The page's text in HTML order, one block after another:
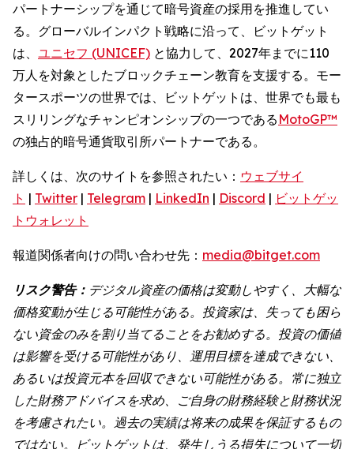
パートナーシップを通じて暗号資産の採用を推進してい
る。グローバルインパクト戦略に沿って、ビットゲット
は、 ユニセフ (UNICEF) と協力して、2027年までに110
万人を対象としたブロックチェーン教育を支援する。モー
タースポーツの世界では、ビットゲットは、世界でも最も
スリリングなチャンピオンシップの一つである MotoGP™
の独占的暗号通貨取引所パートナーである。
詳しくは、次のサイトを参照されたい： ウェブサイ
ト | Twitter | Telegram | LinkedIn | Discord | ビットゲッ
トウォレット
報道関係者向けの問い合わせ先： media@bitget.com
リスク警告： デジタル資産の価格は変動しやすく、大幅な
価格変動が生じる可能性がある。投資家は、失っても困ら
ない資金のみを割り当てることをお勧めする。投資の価値
は影響を受ける可能性があり、運用目標を達成できない、
あるいは投資元本を回収できない可能性がある。常に独立
した財務アドバイスを求め、ご自身の財務経験と財務状況
を考慮されたい。過去の実績は将来の成果を保証するもの
ではない。ビットゲットは、発生しうる損失について一切